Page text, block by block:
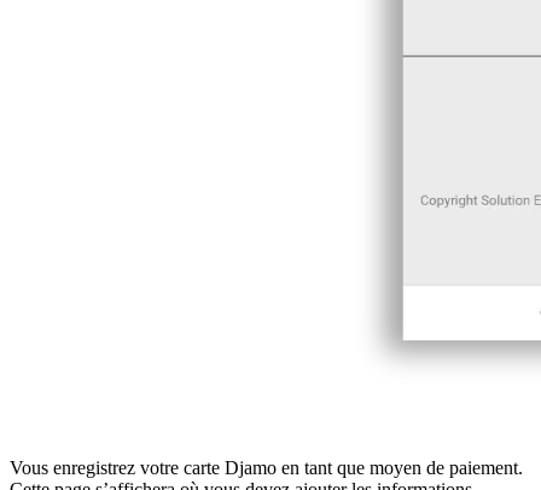
Vous enregistrez votre carte Djamo en tant que moyen de paiement.